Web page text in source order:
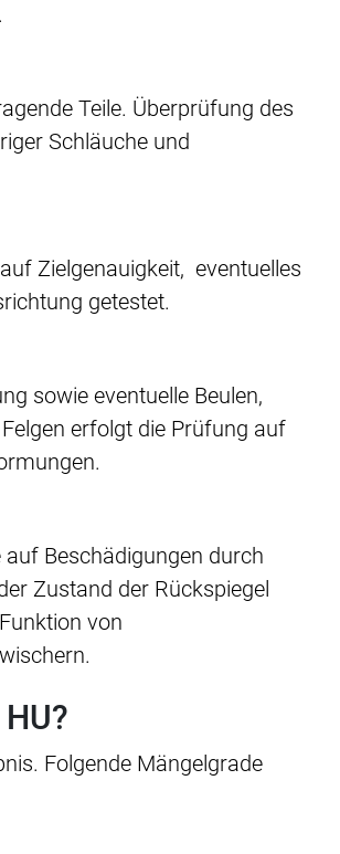
Teile. Überprüfung des
Schläuche und
Zielgenauigkeit, eventuelles
getestet.
sowie eventuelle Beulen,
erfolgt die Prüfung auf
Beschädigungen durch
Zustand der Rückspiegel
von
Folgende Mängelgrade